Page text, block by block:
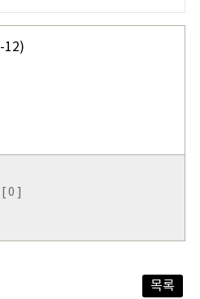
12)
0 ]
목록